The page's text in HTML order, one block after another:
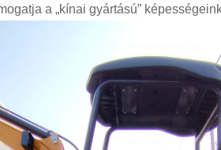
a „kínai gyártású”